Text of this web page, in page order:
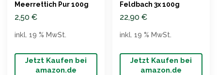
Meerrettich Pur 100g
2,50 €
Jetzt Kaufen bei
amazon.de
inkl. 19 % MwSt.
Feldbach 3x 100g
22,90 €
Jetzt Kaufen bei
amazon.de
inkl. 19 % MwSt.